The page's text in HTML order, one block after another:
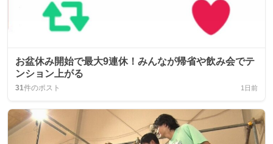
お盆休み開始で最大9連休！みんなが帰省や飲み会でテ
ンション上がる
31件のポスト 1日前